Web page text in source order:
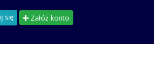
się Załóż konto